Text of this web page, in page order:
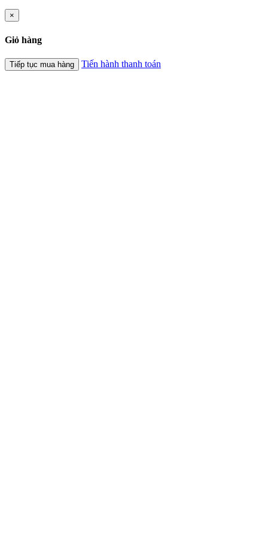
×
Giỏ hàng
Tiếp tục mua hàng Tiến hành thanh toán